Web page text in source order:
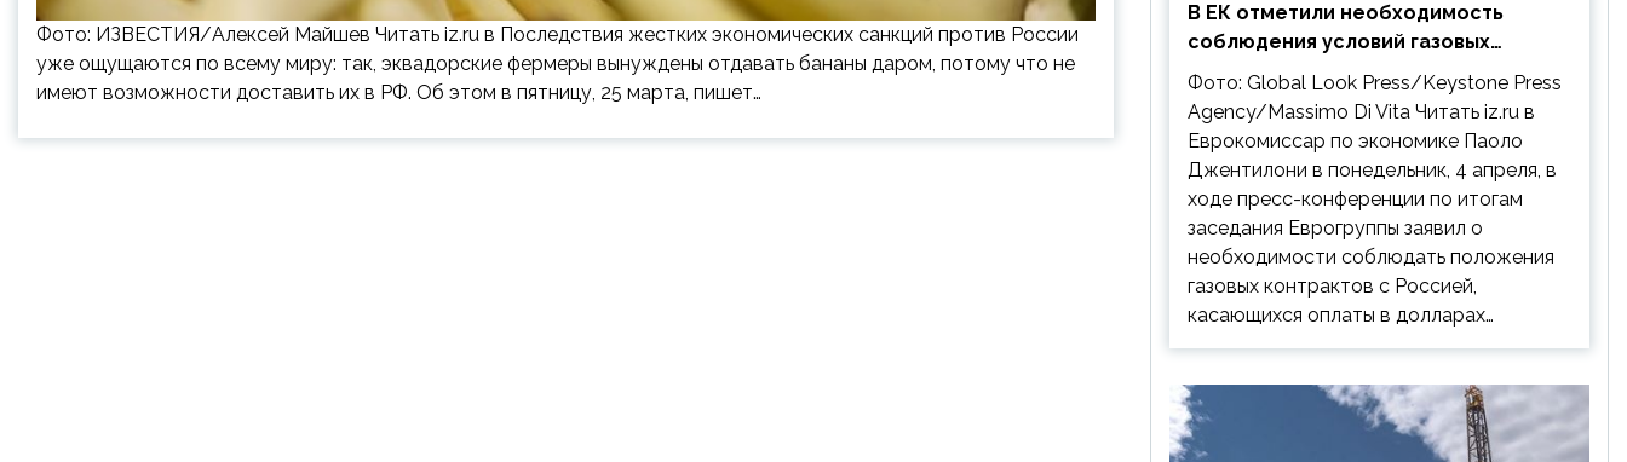
Фото: ИЗВЕСТИЯ/Алексей Майшев Читать iz.ru в Последствия жестких экономических санкций против России
уже ощущаются по всему миру: так, эквадорские фермеры вынуждены отдавать бананы даром, потому что не
имеют возможности доставить их в РФ. Об этом в пятницу, 25 марта, пишет…
В ЕК отметили необходимость
соблюдения условий газовых
контрактов с РФ
Фото: Global Look Press/Keystone Press
Agency/Massimo Di Vita Читать iz.ru в
Еврокомиссар по экономике Паоло
Джентилони в понедельник, 4 апреля, в
ходе пресс-конференции по итогам
заседания Еврогруппы заявил о
необходимости соблюдать положения
газовых контрактов с Россией,
касающихся оплаты в долларах…